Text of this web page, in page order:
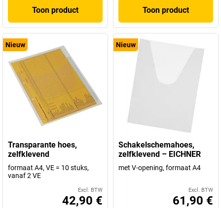
Toon product Toon product
Nieuw
Transparante hoes,
zelfklevend
formaat A4, VE = 10 stuks,
vanaf 2 VE
Excl. BTW
42,90 €
Nieuw
Schakelschemahoes,
zelfklevend – EICHNER
met V-opening, formaat A4
Excl. BTW
61,90 €